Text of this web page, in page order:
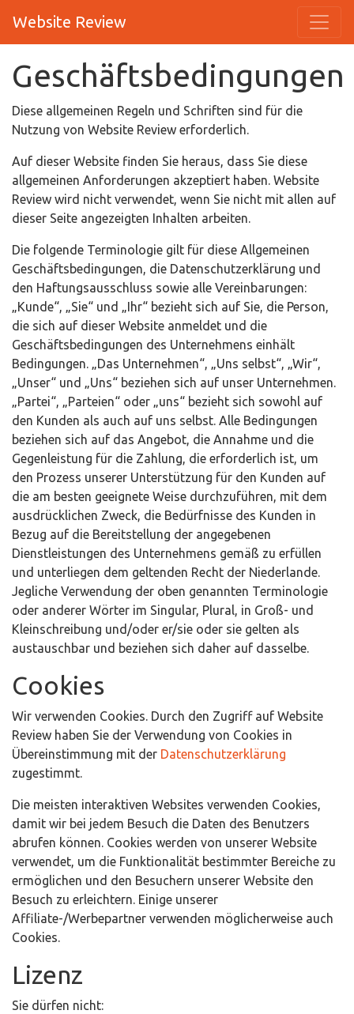
Website Review
Geschäftsbedingungen
Diese allgemeinen Regeln und Schriften sind für die
Nutzung von Website Review erforderlich.
Auf dieser Website finden Sie heraus, dass Sie diese
allgemeinen Anforderungen akzeptiert haben. Website
Review wird nicht verwendet, wenn Sie nicht mit allen auf
dieser Seite angezeigten Inhalten arbeiten.
Die folgende Terminologie gilt für diese Allgemeinen
Geschäftsbedingungen, die Datenschutzerklärung und
den Haftungsausschluss sowie alle Vereinbarungen:
„Kunde“, „Sie“ und „Ihr“ bezieht sich auf Sie, die Person,
die sich auf dieser Website anmeldet und die
Geschäftsbedingungen des Unternehmens einhält
Bedingungen. „Das Unternehmen“, „Uns selbst“, „Wir“,
„Unser“ und „Uns“ beziehen sich auf unser Unternehmen.
„Partei“, „Parteien“ oder „uns“ bezieht sich sowohl auf
den Kunden als auch auf uns selbst. Alle Bedingungen
beziehen sich auf das Angebot, die Annahme und die
Gegenleistung für die Zahlung, die erforderlich ist, um
den Prozess unserer Unterstützung für den Kunden auf
die am besten geeignete Weise durchzuführen, mit dem
ausdrücklichen Zweck, die Bedürfnisse des Kunden in
Bezug auf die Bereitstellung der angegebenen
Dienstleistungen des Unternehmens gemäß zu erfüllen
und unterliegen dem geltenden Recht der Niederlande.
Jegliche Verwendung der oben genannten Terminologie
oder anderer Wörter im Singular, Plural, in Groß- und
Kleinschreibung und/oder er/sie oder sie gelten als
austauschbar und beziehen sich daher auf dasselbe.
Cookies
Wir verwenden Cookies. Durch den Zugriff auf Website
Review haben Sie der Verwendung von Cookies in
Übereinstimmung mit der Datenschutzerklärung
zugestimmt.
Die meisten interaktiven Websites verwenden Cookies,
damit wir bei jedem Besuch die Daten des Benutzers
abrufen können. Cookies werden von unserer Website
verwendet, um die Funktionalität bestimmter Bereiche zu
ermöglichen und den Besuchern unserer Website den
Besuch zu erleichtern. Einige unserer
Affiliate-/Werbepartner verwenden möglicherweise auch
Cookies.
Lizenz
Sie dürfen nicht: